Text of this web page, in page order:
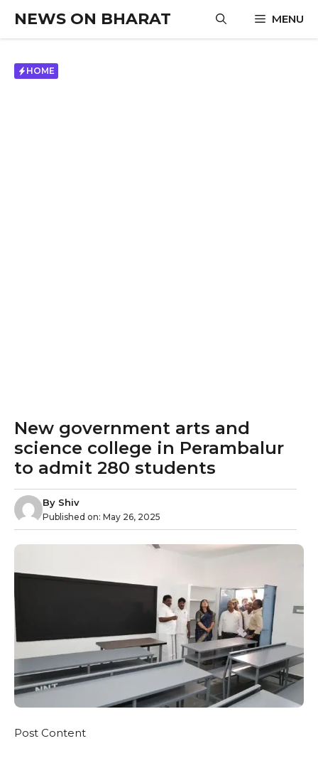
content
NEWS ON BHARAT MENU
HOME
New government arts and
science college in Perambalur
to admit 280 students
By Shiv
Published on: May 26, 2025
Post Content